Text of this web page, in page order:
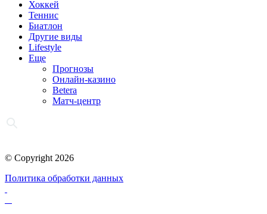
Хоккей
Теннис
Биатлон
Другие виды
Lifestyle
Еще
Прогнозы
Онлайн-казино
Betera
Матч-центр
© Copyright 2026
Политика обработки данных